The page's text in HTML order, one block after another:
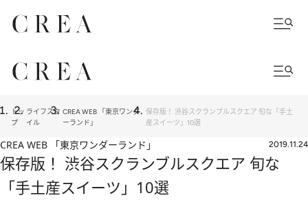
トッ
プ
ライフスタ
イル
CREA WEB 「東京ワンダ
ーランド」
保存版！ 渋谷スクランブルスクエア 旬な「手土
産スイーツ」10選
CREA WEB 「東京ワンダーランド」 2019.11.24
保存版！ 渋谷スクランブルスクエア 旬な
「手土産スイーツ」10選